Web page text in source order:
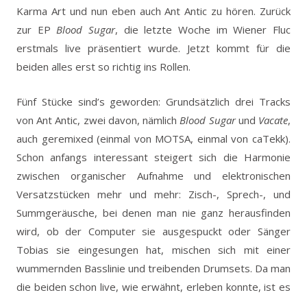
Karma Art und nun eben auch Ant Antic zu hören. Zurück
zur EP Blood Sugar, die letzte Woche im Wiener Fluc
erstmals live präsentiert wurde. Jetzt kommt für die
beiden alles erst so richtig ins Rollen.
Fünf Stücke sind’s geworden: Grundsätzlich drei Tracks
von Ant Antic, zwei davon, nämlich Blood Sugarund Vacate,
auch geremixed (einmal von MOTSA, einmal von caTekk).
Schon anfangs interessant steigert sich die Harmonie
zwischen organischer Aufnahme und elektronischen
Versatzstücken mehr und mehr: Zisch-, Sprech-, und
Summgeräusche, bei denen man nie ganz herausfinden
wird, ob der Computer sie ausgespuckt oder Sänger
Tobias sie eingesungen hat, mischen sich mit einer
wummernden Basslinie und treibenden Drumsets. Da man
die beiden schon live, wie erwähnt, erleben konnte, ist es